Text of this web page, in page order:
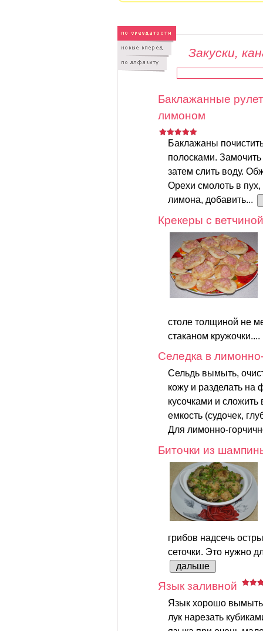
Закуски,
Баклажанные
лимоном
Баклажаны
полосками.
затем слить воду.
Орехи смолоть в
лимона, добавить...
Крекеры с
столе толщиной не
стаканом кружочки....
Селедка в
Сельдь вымыть,
кожу и разделать на
кусочками и
емкость (судочек,
Для лимонно-
Биточки из
грибов надсечь
сеточки. Это нужно
дальше
Язык заливной
Язык хорошо
лук нарезать